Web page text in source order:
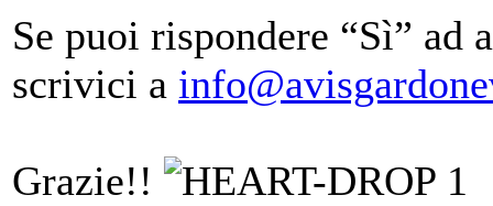
Se puoi rispondere “Sì” ad
scrivici a
Grazie!!